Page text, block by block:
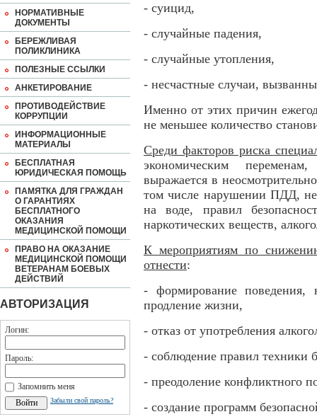
НОРМАТИВНЫЕ
ДОКУМЕНТЫ
БЕРЕЖЛИВАЯ
ПОЛИКЛИНИКА
ПОЛЕЗНЫЕ ССЫЛКИ
АНКЕТИРОВАНИЕ
ПРОТИВОДЕЙСТВИЕ
КОРРУПЦИИ
ИНФОРМАЦИОННЫЕ
МАТЕРИАЛЫ
БЕСПЛАТНАЯ
ЮРИДИЧЕСКАЯ ПОМОЩЬ
ПАМЯТКА ДЛЯ ГРАЖДАН
О ГАРАНТИЯХ
БЕСПЛАТНОГО
ОКАЗАНИЯ
МЕДИЦИНСКОЙ ПОМОЩИ
ПРАВО НА ОКАЗАНИЕ
МЕДИЦИНСКОЙ ПОМОЩИ
ВЕТЕРАНАМ БОЕВЫХ
ДЕЙСТВИЙ
АВТОРИЗАЦИЯ
Логин:
Пароль:
Запомнить меня
Забыли свой пароль?
- суицид,
- случайные падения,
- случайные утопления,
- несчастные случаи,
Именно от этих причин
не меньшее количество
Среди факторов риска
экономическим
выражается в
том числе нарушении ПДД,
на воде, правил
наркотических веществ,
К мероприятиям по
отнести:
- формирование поведения,
продление жизни,
- отказ от употребления
- соблюдение правил техники
- преодоление конфликтного
- создание программ